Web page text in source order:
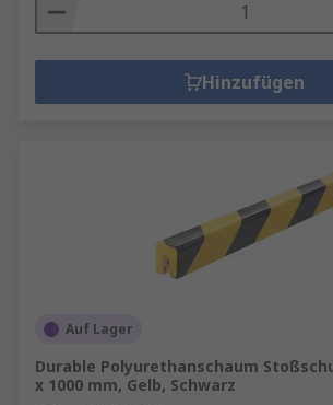
Hinzufügen
Auf Lager
Durable Polyurethanschaum
x 1000 mm, Gelb, Schwarz